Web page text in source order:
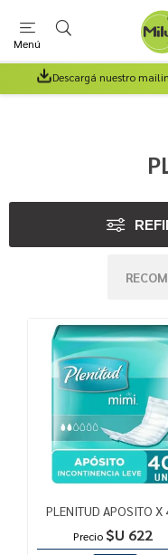
Menú
Descargá nuestro
PLENITUD APOSITO X
Precio $U 622